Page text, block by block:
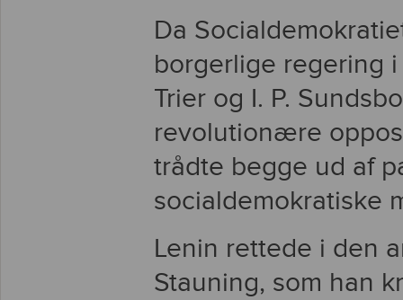
Da
borgerlige regering i
Trier og I. P.
revolutionære
trådte begge ud af
socialdemokratiske
Lenin rettede i den
Stauning, som han